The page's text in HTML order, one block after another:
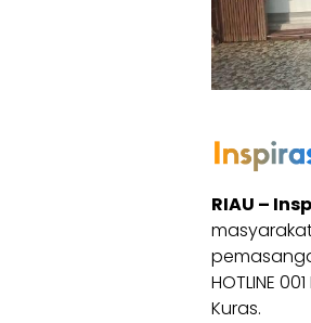
RIAU –
HOTLINE
Kuras.